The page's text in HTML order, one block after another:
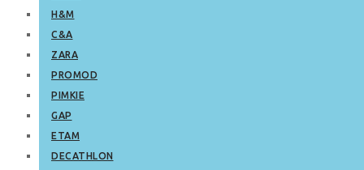
H&M
C&A
ZARA
PROMOD
PIMKIE
GAP
ETAM
DECATHLON